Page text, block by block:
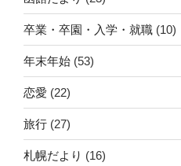
卒業・卒園・入学・就職 (10)
年末年始 (53)
恋愛 (22)
旅行 (27)
札幌だより (16)